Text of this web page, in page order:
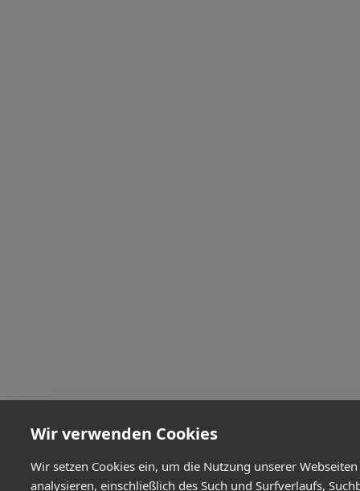
Wir verwenden Cookies
Wir setzen Cookies ein, um die Nutzung unserer
analysieren, einschließlich des Such und Surfverlaufs,